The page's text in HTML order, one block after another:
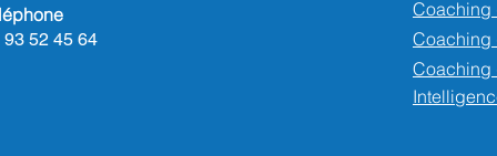
93 52 45 64
Coaching
Coaching